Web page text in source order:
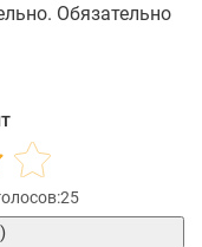
Обязательно
25